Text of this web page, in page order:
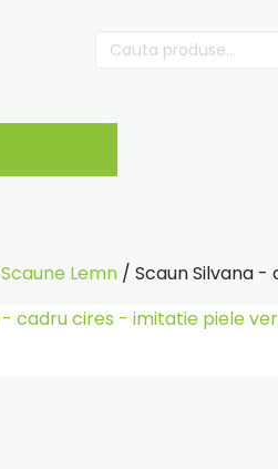
Cauta
Scaune Lemn / Scaun Silvana -